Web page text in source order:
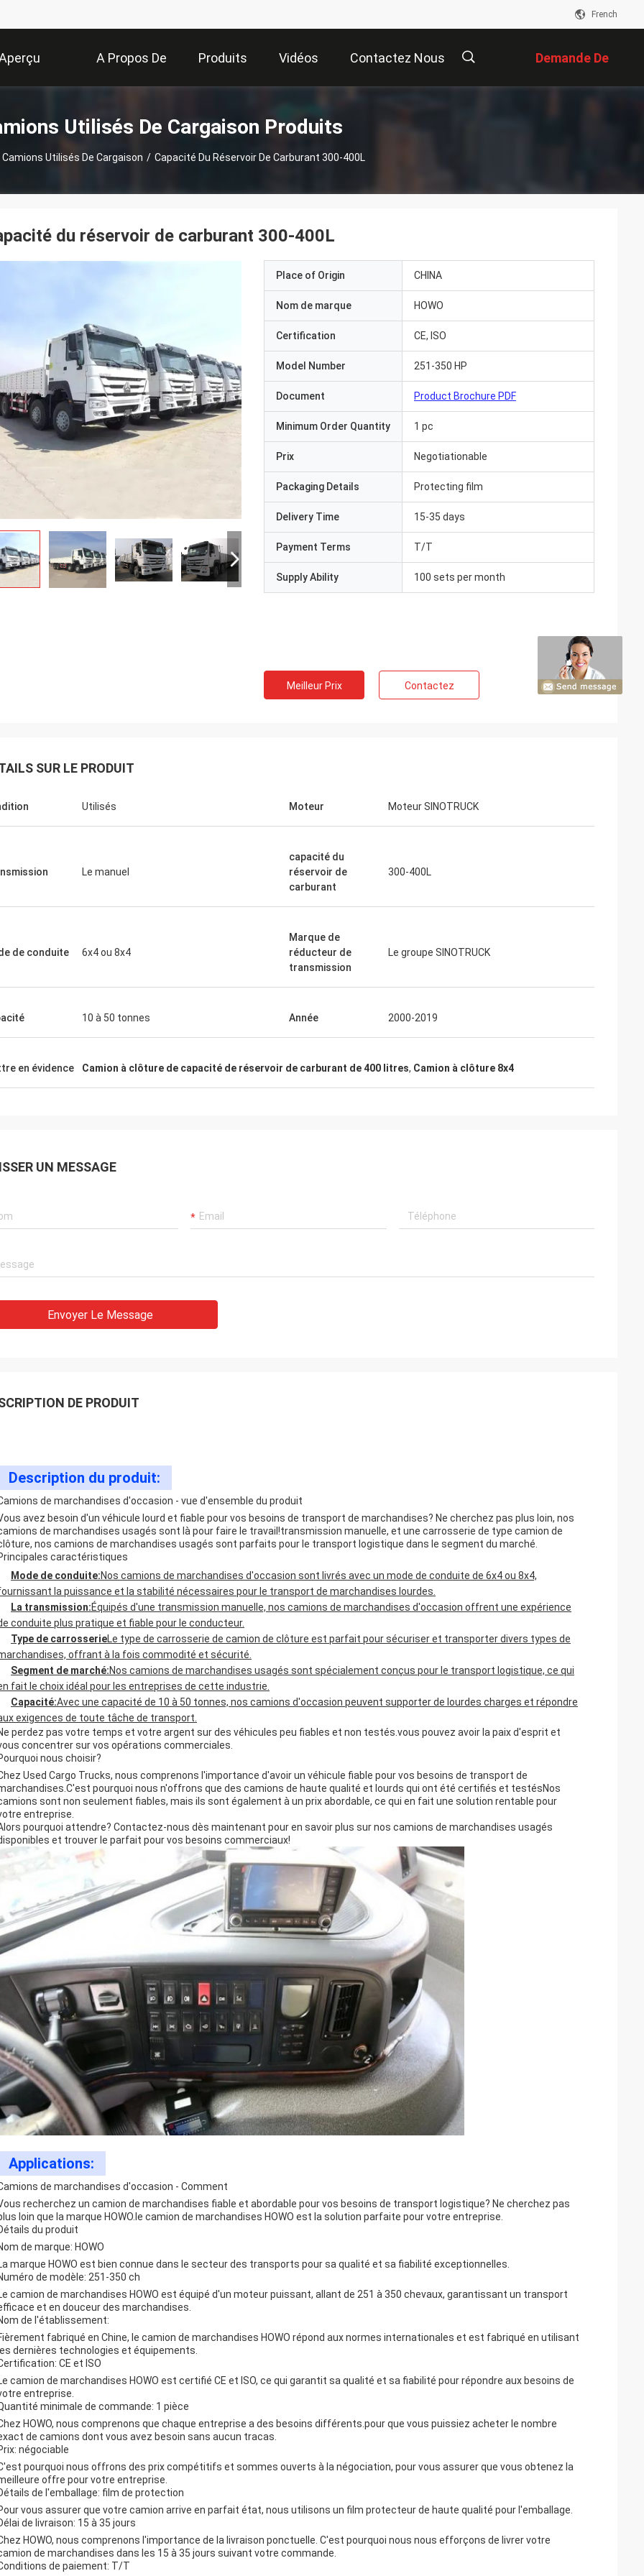
French
A Propos De
Nous
Produits Vidéos Contactez Nous Demande De
Soumission
Utilisés De Cargaison Produits
Camions Utilisés De Cargaison / Capacité Du Réservoir De Carburant 300-400L
du réservoir de carburant 300-400L
Place of Origin CHINA
Nom de marque HOWO
Certification CE, ISO
Model Number 251-350 HP
Document Product Brochure PDF
Minimum Order Quantity 1 pc
Prix Negotiationable
Packaging Details Protecting film
Delivery Time 15-35 days
Payment Terms T/T
Supply Ability 100 sets per month
Meilleur Prix Contactez
SUR LE PRODUIT
Utilisés Moteur Moteur SINOTRUCK
Le manuel
capacité du
réservoir de
carburant
300-400L
de conduite 6x4 ou 8x4
Marque de
réducteur de
transmission
Le groupe SINOTRUCK
10 à 50 tonnes Année 2000-2019
en évidence Camion à clôture de capacité de réservoir de carburant de 400 litres, Camion à clôture 8x4
UN MESSAGE
Envoyer Le Message
DE PRODUIT
Description du produit:
de marchandises d'occasion - vue d'ensemble du produit
avez besoin d'un véhicule lourd et fiable pour vos besoins de transport de marchandises? Ne cherchez pas plus loin, nos
de marchandises usagés sont là pour faire le travail!transmission manuelle, et une carrosserie de type camion de
nos camions de marchandises usagés sont parfaits pour le transport logistique dans le segment du marché.
caractéristiques
Mode de conduite:Nos camions de marchandises d'occasion sont livrés avec un mode de conduite de 6x4 ou 8x4,
la puissance et la stabilité nécessaires pour le transport de marchandises lourdes.
La transmission:Équipés d'une transmission manuelle, nos camions de marchandises d'occasion offrent une expérience
conduite plus pratique et fiable pour le conducteur.
Type de carrosserieLe type de carrosserie de camion de clôture est parfait pour sécuriser et transporter divers types de
offrant à la fois commodité et sécurité.
Segment de marché:Nos camions de marchandises usagés sont spécialement conçus pour le transport logistique, ce qui
fait le choix idéal pour les entreprises de cette industrie.
Capacité:Avec une capacité de 10 à 50 tonnes, nos camions d'occasion peuvent supporter de lourdes charges et répondre
exigences de toute tâche de transport.
perdez pas votre temps et votre argent sur des véhicules peu fiables et non testés.vous pouvez avoir la paix d'esprit et
concentrer sur vos opérations commerciales.
nous choisir?
Used Cargo Trucks, nous comprenons l'importance d'avoir un véhicule fiable pour vos besoins de transport de
pourquoi nous n'offrons que des camions de haute qualité et lourds qui ont été certifiés et testésNos
sont non seulement fiables, mais ils sont également à un prix abordable, ce qui en fait une solution rentable pour
entreprise.
pourquoi attendre? Contactez-nous dès maintenant pour en savoir plus sur nos camions de marchandises usagés
et trouver le parfait pour vos besoins commerciaux!
Applications:
de marchandises d'occasion - Comment
recherchez un camion de marchandises fiable et abordable pour vos besoins de transport logistique? Ne cherchez pas
loin que la marque HOWO.le camion de marchandises HOWO est la solution parfaite pour votre entreprise.
du produit
de marque: HOWO
marque HOWO est bien connue dans le secteur des transports pour sa qualité et sa fiabilité exceptionnelles.
de modèle: 251-350 ch
camion de marchandises HOWO est équipé d'un moteur puissant, allant de 251 à 350 chevaux, garantissant un transport
et en douceur des marchandises.
de l'établissement:
fabriqué en Chine, le camion de marchandises HOWO répond aux normes internationales et est fabriqué en utilisant
dernières technologies et équipements.
CE et ISO
camion de marchandises HOWO est certifié CE et ISO, ce qui garantit sa qualité et sa fiabilité pour répondre aux besoins de
entreprise.
minimale de commande: 1 pièce
HOWO, nous comprenons que chaque entreprise a des besoins différents.pour que vous puissiez acheter le nombre
de camions dont vous avez besoin sans aucun tracas.
négociable
pourquoi nous offrons des prix compétitifs et sommes ouverts à la négociation, pour vous assurer que vous obtenez la
offre pour votre entreprise.
de l'emballage: film de protection
vous assurer que votre camion arrive en parfait état, nous utilisons un film protecteur de haute qualité pour l'emballage.
de livraison: 15 à 35 jours
HOWO, nous comprenons l'importance de la livraison ponctuelle. C'est pourquoi nous nous efforçons de livrer votre
de marchandises dans les 15 à 35 jours suivant votre commande.
de paiement: T/T